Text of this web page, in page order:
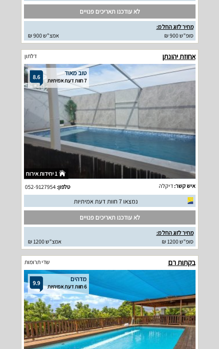
לא עודכנו תאריכים פנויים
מחיר לזוג החל מ:
סופ"ש 900 ₪
אמצ"ש 900 ₪
אחוזת יהונתן דלתון
8.6 טוב מאוד
7 חוות דעת אמיתיות
1 יחידות אירוח
איש קשר:דיקלה טלפון:052-9127954
נמצאו 7 חוות דעת אמיתיות
לא עודכנו תאריכים פנויים
מחיר לזוג החל מ:
סופ"ש 1200 ₪
אמצ"ש 1200 ₪
בקתות רם שדי תרומות
9.9 מדהים
6 חוות דעת אמיתיות